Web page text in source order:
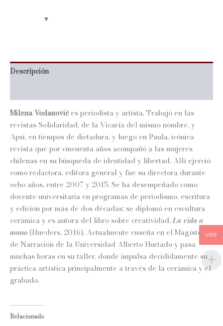
Descripción
Milena Vodanović es periodista y artista. Trabajó en las
revistas Solidaridad, de la Vicaría del mismo nombre, y
Apsi, en tiempos de dictadura, y luego en Paula, icónica
revista que por cincuenta años acompañó a las mujeres
chilenas en su búsqueda de identidad y libertad. Allí ejerció
como redactora, editora general y fue su directora durante
ocho años, entre 2007 y 2015. Se ha desempeñado como
docente universitaria en programas de periodismo, escritura
y edición por más de dos décadas; se diplomó en escultura
cerámica y es autora del libro sobre creatividad,La vida a
mano (Hueders, 2016). Actualmente enseña en el Magíster
de Narración de la Universidad Alberto Hurtado y pasa
muchas horas en su taller, donde impulsa decididamente su
práctica artística principalmente a través de la cerámica y el
grabado.
Relacionado
USD